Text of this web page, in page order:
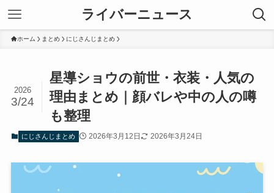
ライバーニュース
ホーム まとめ にじさんじまとめ
星導ショウの前世・衣装・人気の
理由まとめ｜顔バレや中の人の噂
も整理
2026
3/24
にじさんじまとめ 2026年3月12日 2026年3月24日